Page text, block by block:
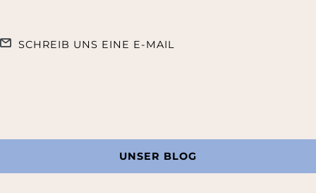
SCHREIB UNS EINE E-MAIL
UNSER BLOG